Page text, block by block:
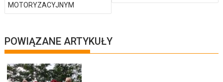
MOTORYZACYJNYM
POWIĄZANE ARTYKUŁY